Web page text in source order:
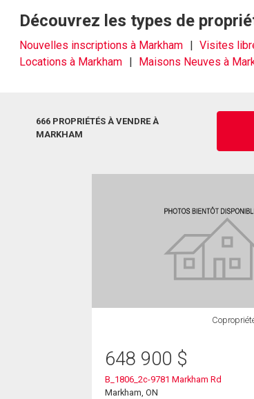
Découvrez les types de
Nouvelles inscriptions à Markham Visites
Locations à Markham
Maisons Neuves à
666 PROPRIÉTÉS À VENDRE À
MARKHAM
648 900 $
B_1806_2c-9781 Markham Rd
Markham, ON